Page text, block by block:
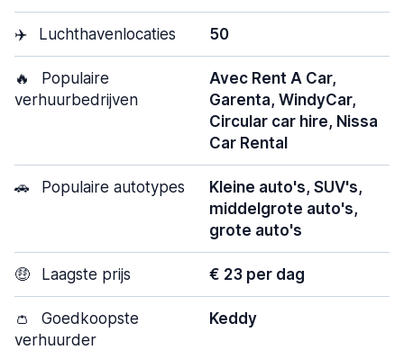
✈️ Luchthavenlocaties 50
🔥
Populaire
verhuurbedrijven
Avec Rent A Car,
Garenta, WindyCar,
Circular car hire, Nissa
Car Rental
🚗 Populaire autotypes
Kleine auto's, SUV's,
middelgrote auto's,
grote auto's
🤑 Laagste prijs € 23 per dag
👛
Goedkoopste
verhuurder
Keddy